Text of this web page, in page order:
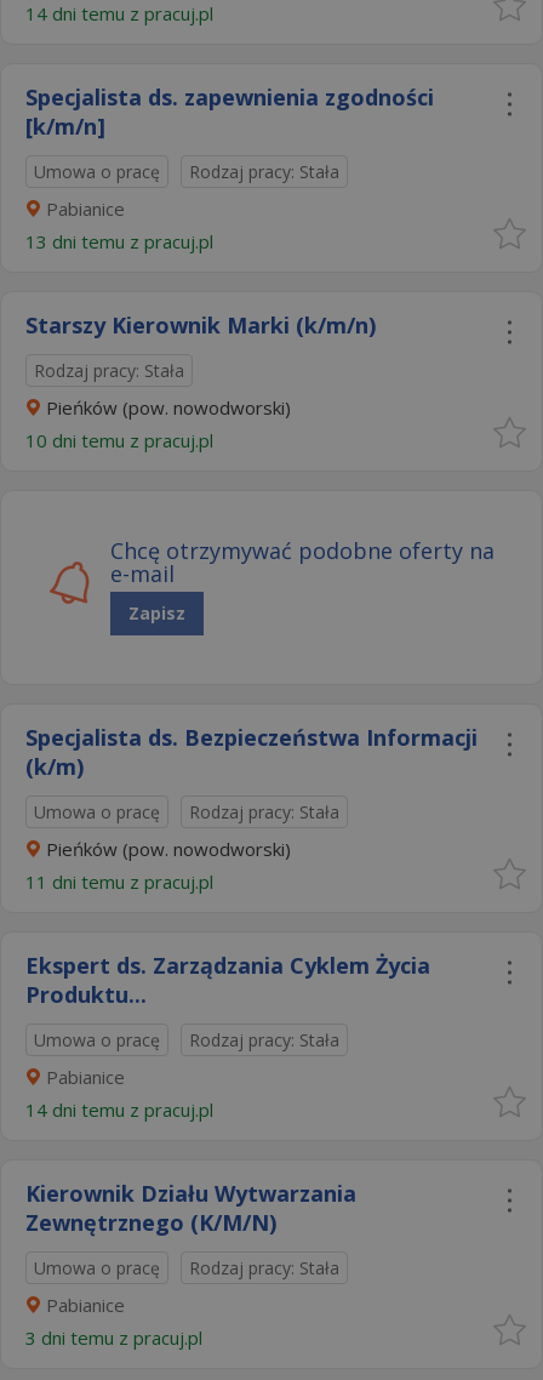
14 dni temu z pracuj.pl
Specjalista ds. zapewnienia zgodności
[k/m/n]
Umowa o pracę Rodzaj pracy: Stała
Pabianice
13 dni temu z pracuj.pl
Starszy Kierownik Marki (k/m/n)
Rodzaj pracy: Stała
Pieńków (pow. nowodworski)
10 dni temu z pracuj.pl
Chcę otrzymywać podobne oferty na
e-mail
Zapisz
Specjalista ds. Bezpieczeństwa Informacji
(k/m)
Umowa o pracę Rodzaj pracy: Stała
Pieńków (pow. nowodworski)
11 dni temu z pracuj.pl
Ekspert ds. Zarządzania Cyklem Życia
Produktu...
Umowa o pracę Rodzaj pracy: Stała
Pabianice
14 dni temu z pracuj.pl
Kierownik Działu Wytwarzania
Zewnętrznego (K/M/N)
Umowa o pracę Rodzaj pracy: Stała
Pabianice
3 dni temu z pracuj.pl